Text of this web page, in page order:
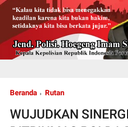
Beranda Rutan
WUJUDKAN